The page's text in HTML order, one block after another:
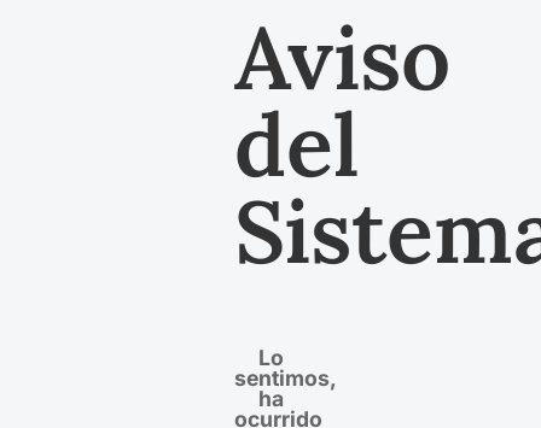
Aviso
del
Lo
sentimos,
ha
ocurrido